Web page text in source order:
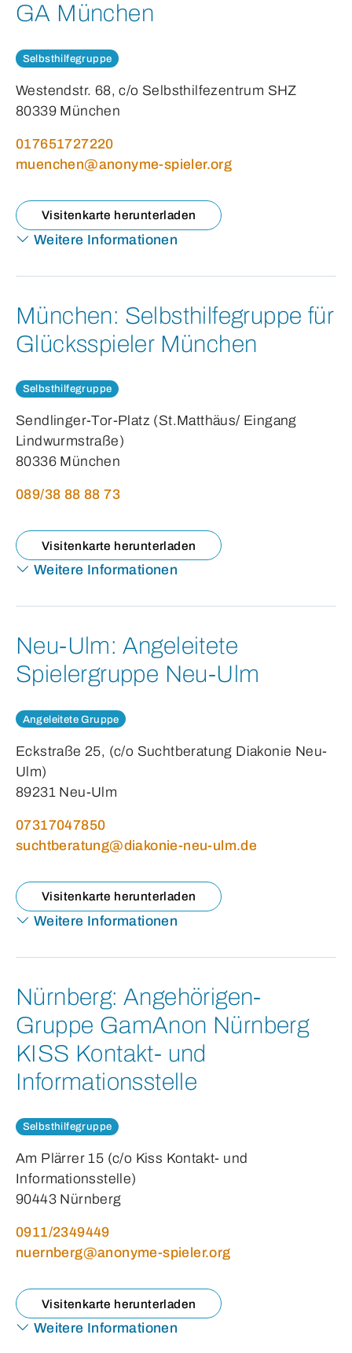
GA München
Selbsthilfegruppe
Westendstr. 68, c/o Selbsthilfezentrum SHZ
80339 München
017651727220
muenchen@anonyme-spieler.org
Visitenkarte herunterladen
Weitere Informationen
München: Selbsthilfegruppe für
Glücksspieler München
Selbsthilfegruppe
Sendlinger-Tor-Platz (St.Matthäus/ Eingang
Lindwurmstraße)
80336 München
089/38 88 88 73
Visitenkarte herunterladen
Weitere Informationen
Neu-Ulm: Angeleitete
Spielergruppe Neu-Ulm
Angeleitete Gruppe
Eckstraße 25, (c/o Suchtberatung Diakonie Neu-
Ulm)
89231 Neu-Ulm
07317047850
suchtberatung@diakonie-neu-ulm.de
Visitenkarte herunterladen
Weitere Informationen
Nürnberg: Angehörigen-
Gruppe GamAnon Nürnberg
KISS Kontakt- und
Informationsstelle
Selbsthilfegruppe
Am Plärrer 15 (c/o Kiss Kontakt- und
Informationsstelle)
90443 Nürnberg
0911/2349449
nuernberg@anonyme-spieler.org
Visitenkarte herunterladen
Weitere Informationen